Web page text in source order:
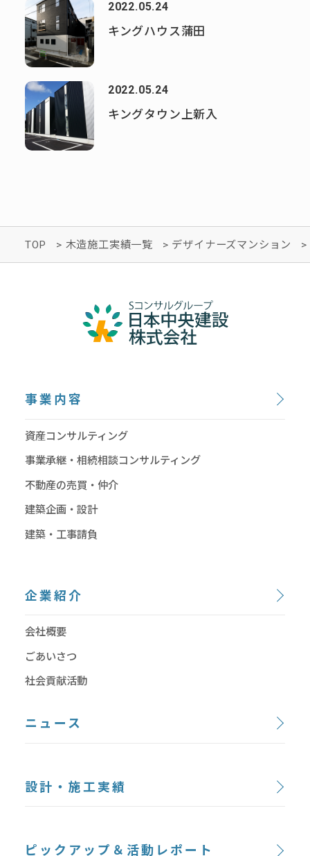
2022.05.24
キングハウス蒲田
2022.05.24
キングタウン上新入
TOP > 木造施工実績一覧 > デザイナーズマンション >
事業内容
資産コンサルティング
事業承継・相続相談コンサルティング
不動産の売買・仲介
建築企画・設計
建築・工事請負
企業紹介
会社概要
ごあいさつ
社会貢献活動
ニュース
設計・施工実績
ピックアップ＆活動レポート